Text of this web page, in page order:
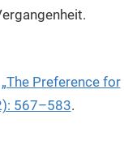
Preference for
567–583.